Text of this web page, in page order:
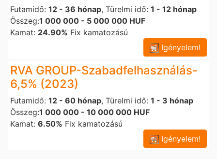
Futamidő: 12 - 36 hónap, Türelmi idő: 1 - 12 hónap
Összeg:1 000 000 - 5 000 000 HUF
Kamat: 24.90% Fix kamatozású
Igényelem!
RVA GROUP-Szabadfelhasználás-
6,5% (2023)
Futamidő: 12 - 60 hónap, Türelmi idő: 1 - 3 hónap
Összeg:1 000 000 - 10 000 000 HUF
Kamat: 6.50% Fix kamatozású
Igényelem!